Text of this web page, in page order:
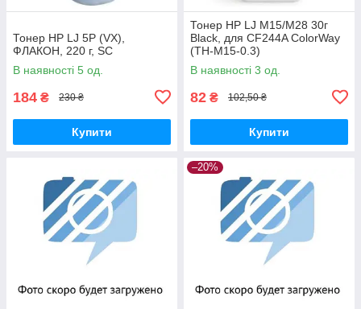
Тонер HP LJ 5P (VX),
ФЛАКОН, 220 г, SC
В наявності 5 од.
184 ₴ 230 ₴
Купити
Тонер HP LJ M15/M28 30г
Black, для CF244A ColorWay
(TH-M15-0.3)
В наявності 3 од.
82 ₴ 102,50 ₴
Купити
–20%